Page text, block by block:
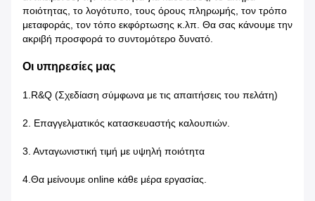
ποιότητας, το λογότυπο, τους όρους πληρωμής, τον τρόπο
μεταφοράς, τον τόπο εκφόρτωσης κ.λπ. Θα σας κάνουμε την
ακριβή προσφορά το συντομότερο δυνατό.
Οι υπηρεσίες μας
1.R&Q (Σχεδίαση σύμφωνα με τις απαιτήσεις του πελάτη)
2. Επαγγελματικός κατασκευαστής καλουπιών.
3. Ανταγωνιστική τιμή με υψηλή ποιότητα
4.Θα μείνουμε online κάθε μέρα εργασίας.